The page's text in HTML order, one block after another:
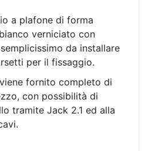
a plafone di forma
verniciato con
da installare
per il fissaggio.
fornito completo di
con possibilità di
tramite Jack 2.1 ed alla